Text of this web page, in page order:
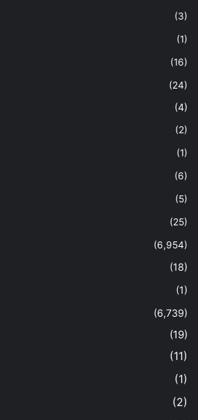
(3)
(1)
(16)
(24)
(4)
(2)
(1)
(6)
(5)
(25)
(6,954)
(18)
(1)
(6,739)
(19)
(11)
(1)
(2)